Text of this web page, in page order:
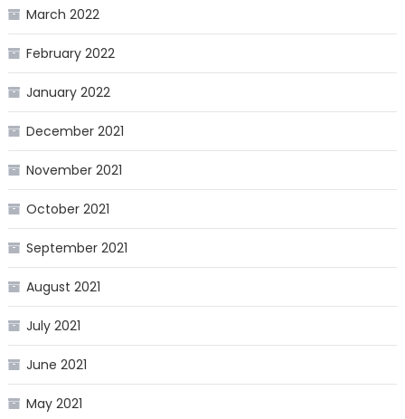
March 2022
February 2022
January 2022
December 2021
November 2021
October 2021
September 2021
August 2021
July 2021
June 2021
May 2021